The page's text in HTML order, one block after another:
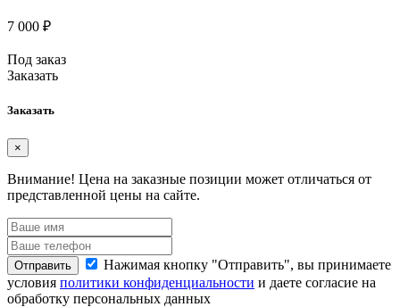
7 000 ₽
Под заказ
Заказать
Заказать
×
Внимание! Цена на заказные позиции может отличаться от
представленной цены на сайте.
Отправить
Нажимая кнопку "Отправить", вы принимаете
условия политики конфиденциальности и даете согласие на
обработку персональных данных